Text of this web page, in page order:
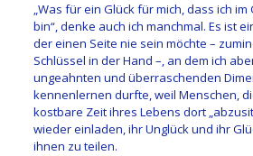
„Was für ein Glück für mich, dass ich
bin“, denke auch ich manchmal. Es ist
der einen Seite nie sein möchte –
Schlüssel in der Hand –, an dem ich
ungeahnten und überraschenden
kennenlernen durfte, weil Menschen,
kostbare Zeit ihres Lebens dort
wieder einladen, ihr Unglück und ihr
ihnen zu teilen.